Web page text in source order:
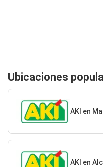
Ubicaciones
AKI en
AKI en